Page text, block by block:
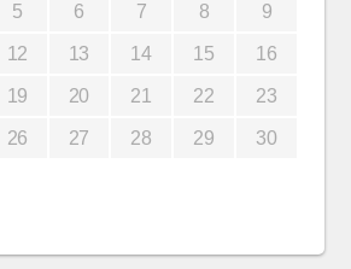
5 6 7 8 9
12 13 14 15 16
19 20 21 22 23
26 27 28 29 30